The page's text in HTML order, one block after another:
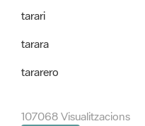
tarari
tarara
tararero
107068 Visualitzacions